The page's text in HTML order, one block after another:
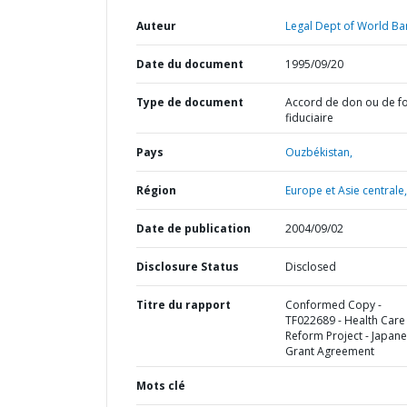
Auteur Legal Dept of World
Date du document 1995/09/20
Type de document
Accord de don ou de
fiduciaire
Pays Ouzbékistan,
Région Europe et Asie centrale,
Date de publication 2004/09/02
Disclosure Status Disclosed
Titre du rapport
Conformed Copy -
TF022689 - Health Care
Reform Project -
Grant Agreement
Mots clé